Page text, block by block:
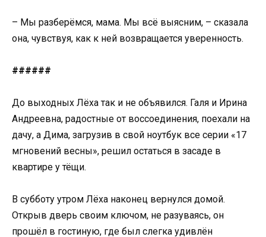
– Мы разберёмся, мама. Мы всё выясним, – сказала
она, чувствуя, как к ней возвращается уверенность.
######
До выходных Лёха так и не объявился. Галя и Ирина
Андреевна, радостные от воссоединения, поехали на
дачу, а Дима, загрузив в свой ноутбук все серии «17
мгновений весны», решил остаться в засаде в
квартире у тёщи.
В субботу утром Лёха наконец вернулся домой.
Открыв дверь своим ключом, не разуваясь, он
прошёл в гостиную, где был слегка удивлён